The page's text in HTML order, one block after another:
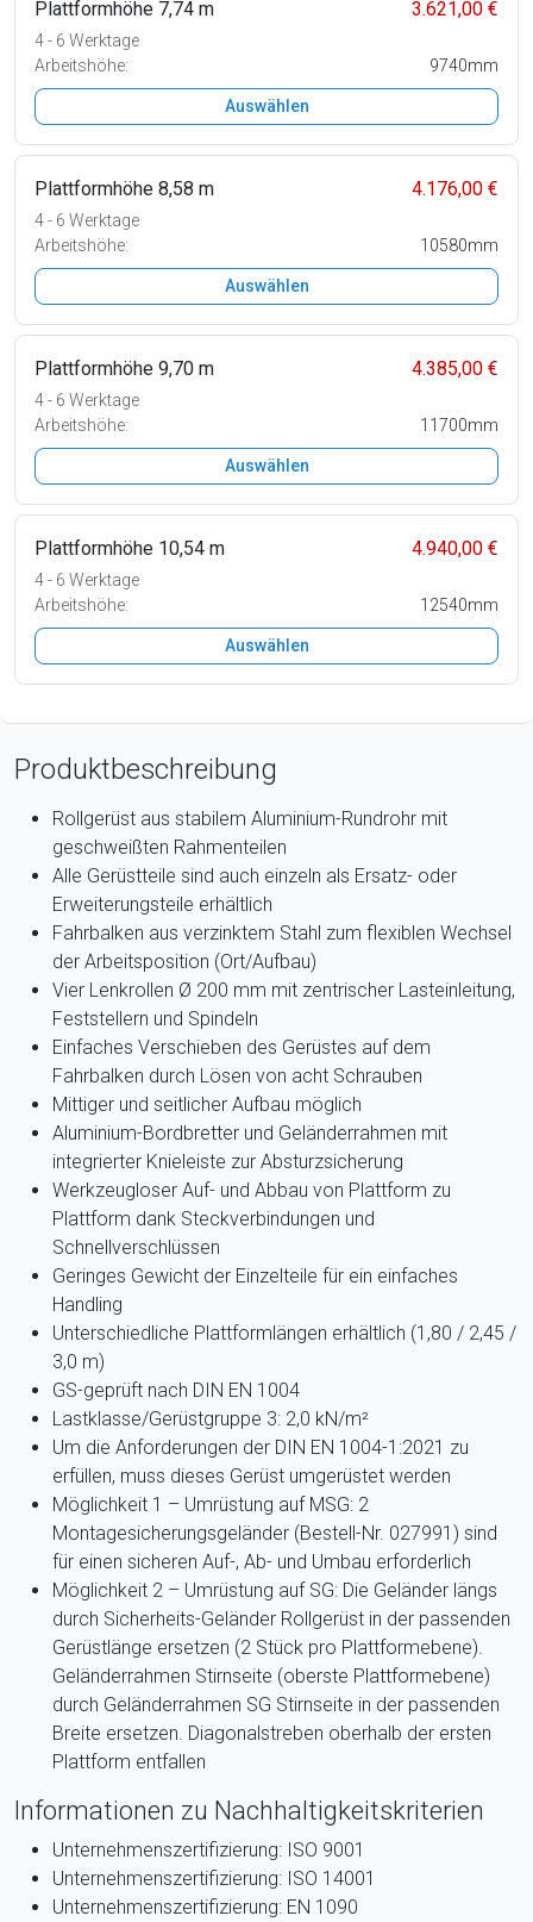
Plattformhöhe 7,74 m 3.621,00 €
4 - 6 Werktage
Arbeitshöhe:
9740mm
Auswählen
Plattformhöhe 8,58 m 4.176,00 €
4 - 6 Werktage
Arbeitshöhe:
10580mm
Auswählen
Plattformhöhe 9,70 m 4.385,00 €
4 - 6 Werktage
Arbeitshöhe:
11700mm
Auswählen
Plattformhöhe 10,54 m 4.940,00 €
4 - 6 Werktage
Arbeitshöhe:
12540mm
Auswählen
Produktbeschreibung
Rollgerüst aus stabilem Aluminium-Rundrohr mit
geschweißten Rahmenteilen
Alle Gerüstteile sind auch einzeln als Ersatz- oder
Erweiterungsteile erhältlich
Fahrbalken aus verzinktem Stahl zum flexiblen Wechsel
der Arbeitsposition (Ort/Aufbau)
Vier Lenkrollen Ø 200 mm mit zentrischer Lasteinleitung,
Feststellern und Spindeln
Einfaches Verschieben des Gerüstes auf dem
Fahrbalken durch Lösen von acht Schrauben
Mittiger und seitlicher Aufbau möglich
Aluminium-Bordbretter und Geländerrahmen mit
integrierter Knieleiste zur Absturzsicherung
Werkzeugloser Auf- und Abbau von Plattform zu
Plattform dank Steckverbindungen und
Schnellverschlüssen
Geringes Gewicht der Einzelteile für ein einfaches
Handling
Unterschiedliche Plattformlängen erhältlich (1,80 / 2,45 /
3,0 m)
GS-geprüft nach DIN EN 1004
Lastklasse/Gerüstgruppe 3: 2,0 kN/m²
Um die Anforderungen der DIN EN 1004-1:2021 zu
erfüllen, muss dieses Gerüst umgerüstet werden
Möglichkeit 1 – Umrüstung auf MSG: 2
Montagesicherungsgeländer (Bestell-Nr. 027991) sind
für einen sicheren Auf-, Ab- und Umbau erforderlich
Möglichkeit 2 – Umrüstung auf SG: Die Geländer längs
durch Sicherheits-Geländer Rollgerüst in der passenden
Gerüstlänge ersetzen (2 Stück pro Plattformebene).
Geländerrahmen Stirnseite (oberste Plattformebene)
durch Geländerrahmen SG Stirnseite in der passenden
Breite ersetzen. Diagonalstreben oberhalb der ersten
Plattform entfallen
Informationen zu Nachhaltigkeitskriterien
Unternehmenszertifizierung: ISO 9001
Unternehmenszertifizierung: ISO 14001
Unternehmenszertifizierung: EN 1090